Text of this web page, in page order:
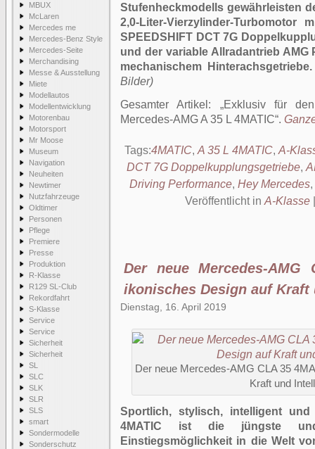
MBUX
McLaren
Mercedes me
Mercedes-Benz Style
Mercedes-Seite
Merchandising
Messe & Ausstellung
Miete
Modellautos
Modellentwicklung
Motorenbau
Motorsport
Mr Moose
Museum
Navigation
Neuheiten
Newtimer
Nutzfahrzeuge
Oldtimer
Personen
Pflege
Premiere
Presse
Produktion
R-Klasse
R129 SL-Club
Rekordfahrt
S-Klasse
Service
Service
Sicherheit
Sicherheit
SL
SLC
SLK
SLR
SLS
smart
Sondermodelle
Sonderschutz
Stufenheckmodells gewährleisten
2,0-Liter-Vierzylinder-
SPEEDSHIFT DCT 7G
und der variable Allradantrieb AMG
mechanischem Hinterachsgetriebe.
Bilder)
Gesamter Artikel:
Exklusiv für
Mercedes-AMG A 35 L 4MATIC .
Tags:4MATIC, A 35 L 4MATIC, A-
DCT 7G Doppelkupplungsgetriebe,
Driving Performance, Hey Mercedes,
Veröffentlicht in A-Klasse
Der neue Mercedes-AMG
ikonisches Design auf
Dienstag, 16. April 2019
Der neue Mercedes-AMG CLA 35
Kraft und
Sportlich, stylisch, intelligent
4MATIC ist die jüngste und
Einstiegsmöglichkeit in die Welt